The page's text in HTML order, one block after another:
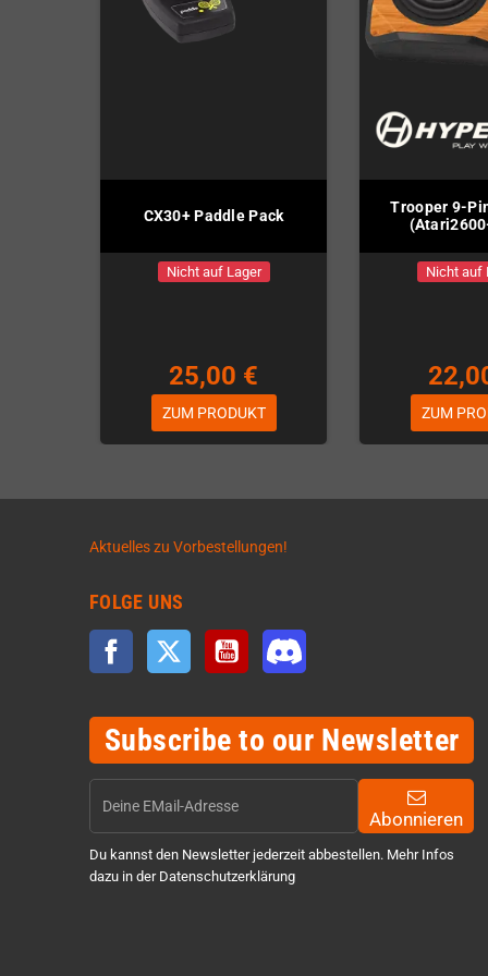
CX30+ Paddle Pack
Nicht auf Lager
25,00 €
ZUM PRODUKT
Trooper 9-
Nicht auf
ZUM
Aktuelles zu Vorbestellungen!
FOLGE UNS
Facebook Twitter YouTube
Subscribe to our Newsletter
Abonnieren
Du kannst den Newsletter jederzeit abbestellen. Mehr Infos
dazu in der Datenschutzerklärung